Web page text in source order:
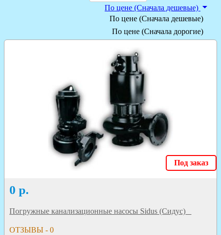
По цене (Сначала дешевые)
По цене (Сначала дешевые)
По цене (Сначала дорогие)
Под заказ
0 р.
Погружные канализационные насосы Sidus (Сидус)
ОТЗЫВЫ - 0